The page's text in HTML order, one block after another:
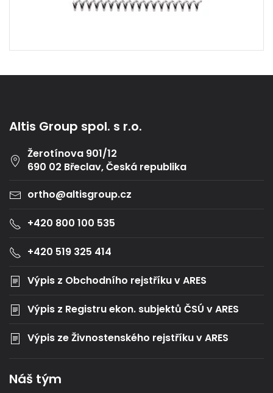
Altis Group spol. s r.o.
Žerotínova 901/12
690 02 Břeclav, Česká republika
ortho@altisgroup.cz
+420 800 100 535
+420 519 325 414
Výpis z Obchodního rejstříku v ARES
Výpis z Registru ekon. subjektů ČSÚ v ARES
Výpis ze Živnostenského rejstříku v ARES
Náš tým